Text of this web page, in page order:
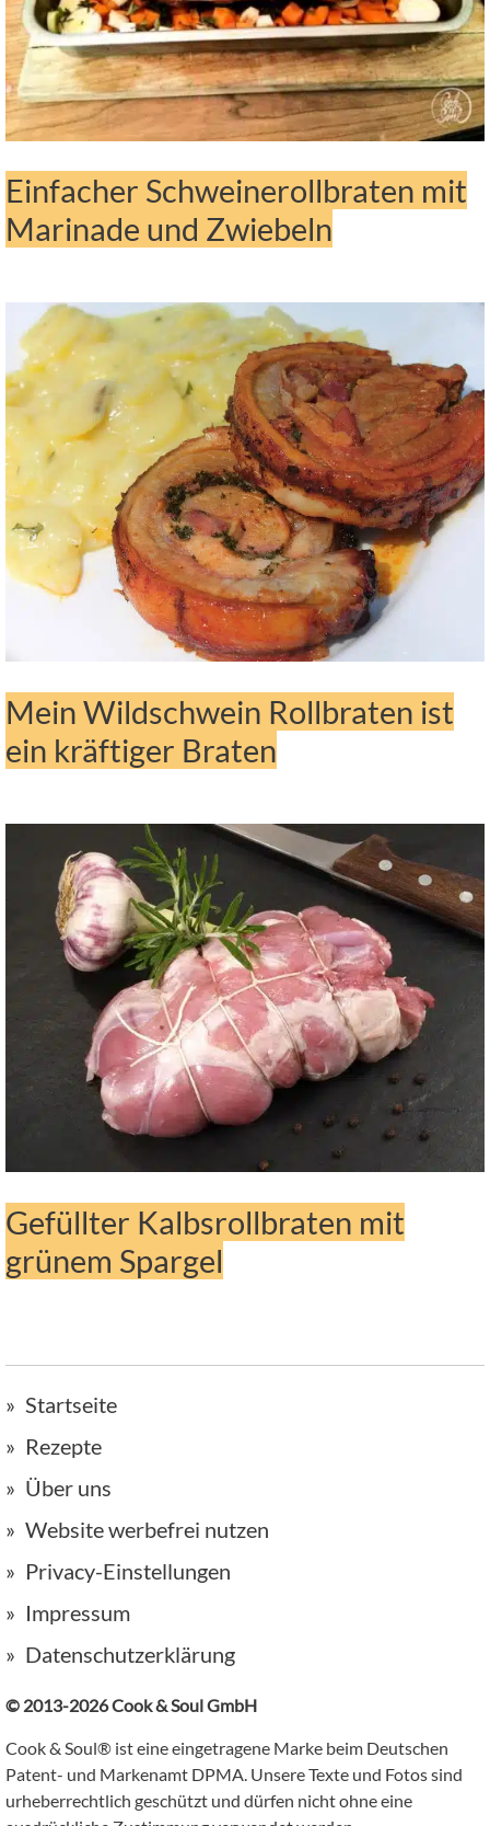
Einfacher Schweinerollbraten mit
Marinade und Zwiebeln
Mein Wildschwein Rollbraten ist
ein kräftiger Braten
Gefüllter Kalbsrollbraten mit
grünem Spargel
Startseite
Rezepte
Über uns
Website werbefrei nutzen
Privacy-Einstellungen
Impressum
Datenschutzerklärung
© 2013-2026 Cook & Soul GmbH
Cook & Soul® ist eine eingetragene Marke beim Deutschen
Patent- und Markenamt DPMA. Unsere Texte und Fotos sind
urheberrechtlich geschützt und dürfen nicht ohne eine